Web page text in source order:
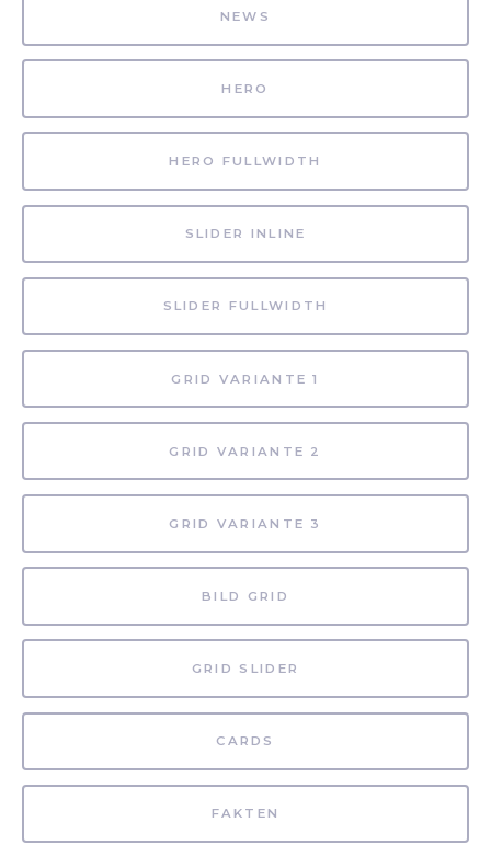
NEWS
HERO
HERO FULLWIDTH
SLIDER INLINE
SLIDER FULLWIDTH
GRID VARIANTE 1
GRID VARIANTE 2
GRID VARIANTE 3
BILD GRID
GRID SLIDER
CARDS
FAKTEN